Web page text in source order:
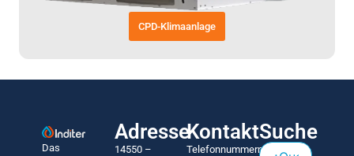
CPD-Klimaanlage
Das
Adresse
14550 –
Kontakt
Telefonnummern:
Suche